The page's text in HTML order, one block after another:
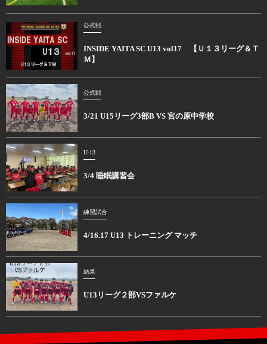
公式戦
INSIDE YAITA SC U13 vol17 【Ｕ１３リーグ＆Ｔ
Ｍ】
公式戦
3/21 U15リーグ3部B VS 宮の原中学校
U-13
3/4 睡眠講習会
練習試合
4/16.17 U13 トレーニング マッチ
結果
U13リーグ２部VSファルケ